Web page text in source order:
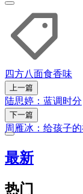
四方八面食香味
上一篇
陆思婷：蓝调时分
下一篇
周雁冰：给孩子
最新
热门